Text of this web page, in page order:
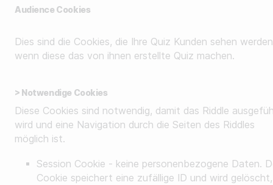
Sammle Zero-Party-Daten
Steigere dein User-Engagement
Verstehe dein Publikum besser
Generiere hochwertige Leads
Audience Cookies
Dies sind die Cookies, die Ihre Quiz Kunden sehen
wenn diese das von ihnen erstellte Quiz machen.
> Notwendige Cookies
Diese Cookies sind notwendig, damit das Riddle
wird und eine Navigation durch die Seiten des Riddles
möglich ist.
Session Cookie - keine personenbezogene Daten.
Cookie speichert eine zufällige ID und wird gelöscht,